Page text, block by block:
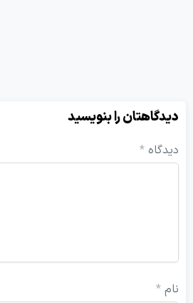
را بنویسید
*
*